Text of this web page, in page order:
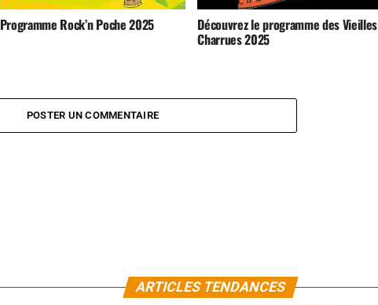
Programme Rock’n Poche 2025 Découvrez le programme des Vieilles
Charrues 2025
POSTER UN COMMENTAIRE
ARTICLES TENDANCES